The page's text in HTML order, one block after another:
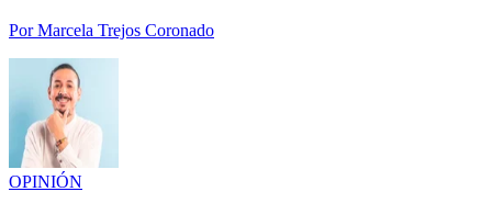
PorMarcela Trejos Coronado
OPINIÓN